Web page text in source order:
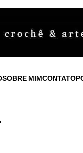
SOBRE MIMCONTATO